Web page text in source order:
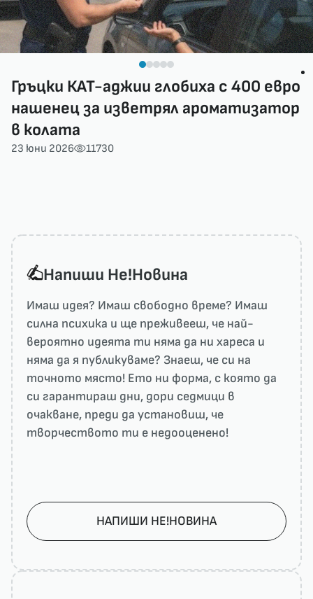
Гръцки КАТ-аджии глобиха с 400 евро
нашенец за изветрял ароматизатор
в колата
23 юни 2026 11730
Напиши He!Новина
Имаш идея? Имаш свободно време? Имаш
силна психика и ще преживееш, че най-
вероятно идеята ти няма да ни харесa и
няма да я публикуваме? Знаеш, че си на
точното място! Ето ни форма, с която да
си гарантираш дни, дори седмици в
очакване, преди да установиш, че
творчеството ти е недооценено!
НАПИШИ НЕ!НОВИНА